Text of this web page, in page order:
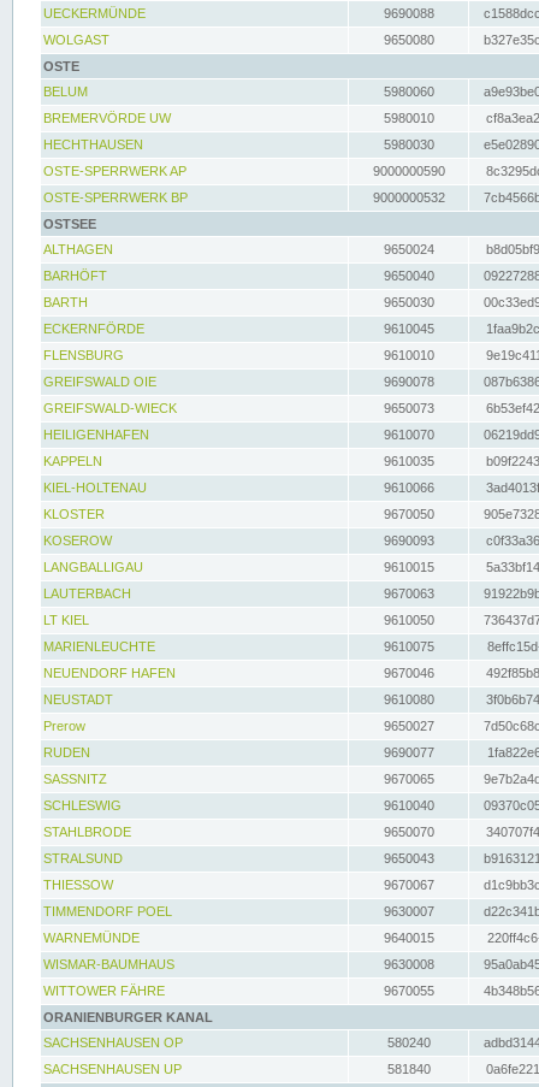
UECKERMÜNDE
9690088
WOLGAST
9650080
OSTE
BELUM
5980060
BREMERVÖRDE UW
5980010
HECHTHAUSEN
5980030
OSTE-SPERRWERK AP
9000000590
OSTE-SPERRWERK BP
9000000532
OSTSEE
ALTHAGEN
9650024
BARHÖFT
9650040
BARTH
9650030
ECKERNFÖRDE
9610045
FLENSBURG
9610010
GREIFSWALD OIE
9690078
GREIFSWALD-WIECK
9650073
HEILIGENHAFEN
9610070
KAPPELN
9610035
KIEL-HOLTENAU
9610066
KLOSTER
9670050
KOSEROW
9690093
LANGBALLIGAU
9610015
LAUTERBACH
9670063
LT KIEL
9610050
MARIENLEUCHTE
9610075
NEUENDORF HAFEN
9670046
NEUSTADT
9610080
Prerow
9650027
RUDEN
9690077
SASSNITZ
9670065
SCHLESWIG
9610040
STAHLBRODE
9650070
STRALSUND
9650043
THIESSOW
9670067
TIMMENDORF POEL
9630007
WARNEMÜNDE
9640015
WISMAR-BAUMHAUS
9630008
WITTOWER FÄHRE
9670055
ORANIENBURGER KANAL
SACHSENHAUSEN OP
580240
SACHSENHAUSEN UP
581840